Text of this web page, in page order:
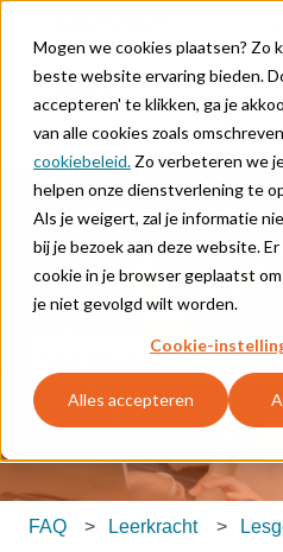
Mogen we cookies plaatsen? Zo
beste website ervaring bieden.
accepteren' te klikken, ga je
van alle cookies zoals
cookiebeleid. Zo verbeteren we
helpen onze dienstverlening te
Als je weigert, zal je informatie
bij je bezoek aan deze website.
cookie in je browser geplaatst
je niet gevolgd wilt worden.
Cookie-
Alles accepteren
Welkom. Hoe
Er zijn geen suggesties
FAQ Leerkracht